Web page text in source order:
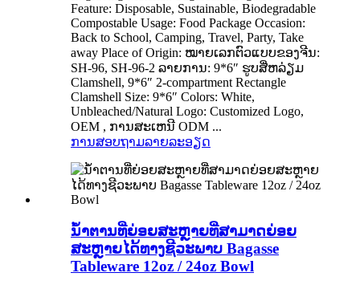
Feature: Disposable, Sustainable, Biodegradable
Compostable Usage: Food Package Occasion:
Back to School, Camping, Travel, Party, Take
away Place of Origin: ໝາຍເລກຕົວແບບຂອງຈີນ:
SH-96, SH-96-2 ລາຍການ: 9*6″ ຮູບສີ່ຫລ່ຽມ
Clamshell, 9*6″ 2-compartment Rectangle
Clamshell Size: 9*6″ Colors: White,
Unbleached/Natural Logo: Customized Logo,
OEM , ການສະເຫນີ ODM ...
ການສອບຖາມລາຍລະອຽດ
ນ້ຳຕານທີ່ຍ່ອຍສະຫຼາຍທີ່ສາມາດຍ່ອຍ
ສະຫຼາຍໄດ້ທາງຊີວະພາບ Bagasse
Tableware 12oz / 24oz Bowl